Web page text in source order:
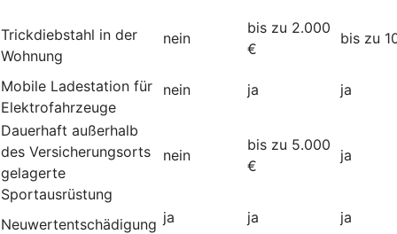
Trickdiebstahl in der
Wohnung
nein
bis zu 2.000
€
bis zu
Mobile Ladestation für
Elektrofahrzeuge
nein ja ja
Dauerhaft außerhalb
des Versicherungsorts
gelagerte
Sportausrüstung
nein
bis zu 5.000
€
ja
Neuwertentschädigung ja ja ja